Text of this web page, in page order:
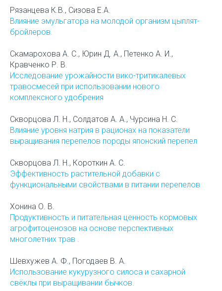
Рязанцева К.В., Сизова Е.А.
Влияние эмульгатора на молодой организм цыплят-
бройлеров.
Скамарохова А. С., Юрин Д. А., Петенко А. И.,
Кравченко Р. В.
Исследование урожайности вико-тритикалевых
травосмесей при использовании нового
комплексного удобрения
Скворцова Л. Н., Солдатов А. А., Чурсина Н. С.
Влияние уровня натрия в рационах на показатели
выращивания перепелов породы японский перепел
Скворцова Л. Н., Короткин А. С.
Эффективность растительной добавки с
функциональными свойствами в питании перепелов
Хонина О. В.
Продуктивность и питательная ценность кормовых
агрофитоценозов на основе перспективных
многолетних трав .
Шевхужев А. Ф., Погодаев В. А.
Использование кукурузного силоса и сахарной
свёклы при выращивании бычков.